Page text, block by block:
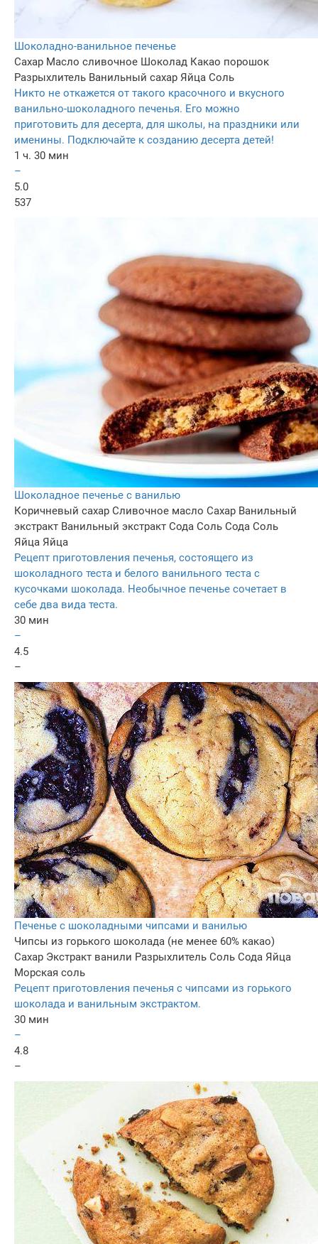
Шоколадно-ванильное печенье
Сахар Масло сливочное Шоколад Какао порошок
Разрыхлитель Ванильный сахар Яйца Соль
Никто не откажется от такого красочного и вкусного
ванильно-шоколадного печенья. Его можно
приготовить для десерта, для школы, на праздники или
именины. Подключайте к созданию десерта детей!
1 ч. 30 мин
–
5.0
537
Шоколадное печенье с ванилью
Коричневый сахар Сливочное масло Сахар Ванильный
экстракт Ванильный экстракт Сода Соль Сода Соль
Яйца Яйца
Рецепт приготовления печенья, состоящего из
шоколадного теста и белого ванильного теста с
кусочками шоколада. Необычное печенье сочетает в
себе два вида теста.
30 мин
–
4.5
–
Печенье с шоколадными чипсами и ванилью
Чипсы из горького шоколада (не менее 60% какао)
Сахар Экстракт ванили Разрыхлитель Соль Сода Яйца
Морская соль
Рецепт приготовления печенья с чипсами из горького
шоколада и ванильным экстрактом.
30 мин
–
4.8
–